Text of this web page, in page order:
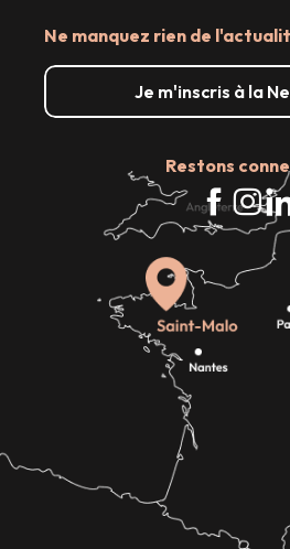
Ne manquez rien de
Je m'inscris à la
Restons